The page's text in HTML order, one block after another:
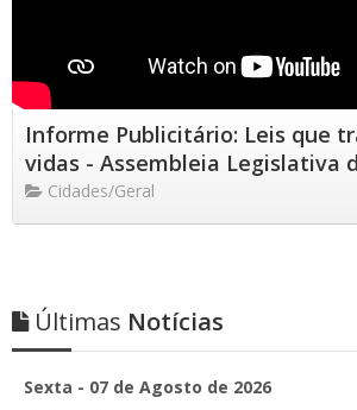
Informe Publicitário: Leis que
vidas - Assembleia Legislativa
Cidades/Geral
Últimas Notícias
Sexta - 07 de Agosto de 2026